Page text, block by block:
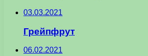
03.03.2021
Грейпфрут
06.02.2021